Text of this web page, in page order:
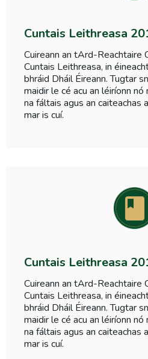
Cuntais Leithreasa
Cuireann an tArd-Reachtaire
Cuntais Leithreasa, in
bhráid Dháil Éireann. Tugtar
maidir le cé acu an léiríonn nó
na fáltais agus an caiteachas
mar is cuí.
Cuntais Leithreasa
Cuireann an tArd-Reachtaire
Cuntais Leithreasa, in
bhráid Dháil Éireann. Tugtar
maidir le cé acu an léiríonn nó
na fáltais agus an caiteachas
mar is cuí.